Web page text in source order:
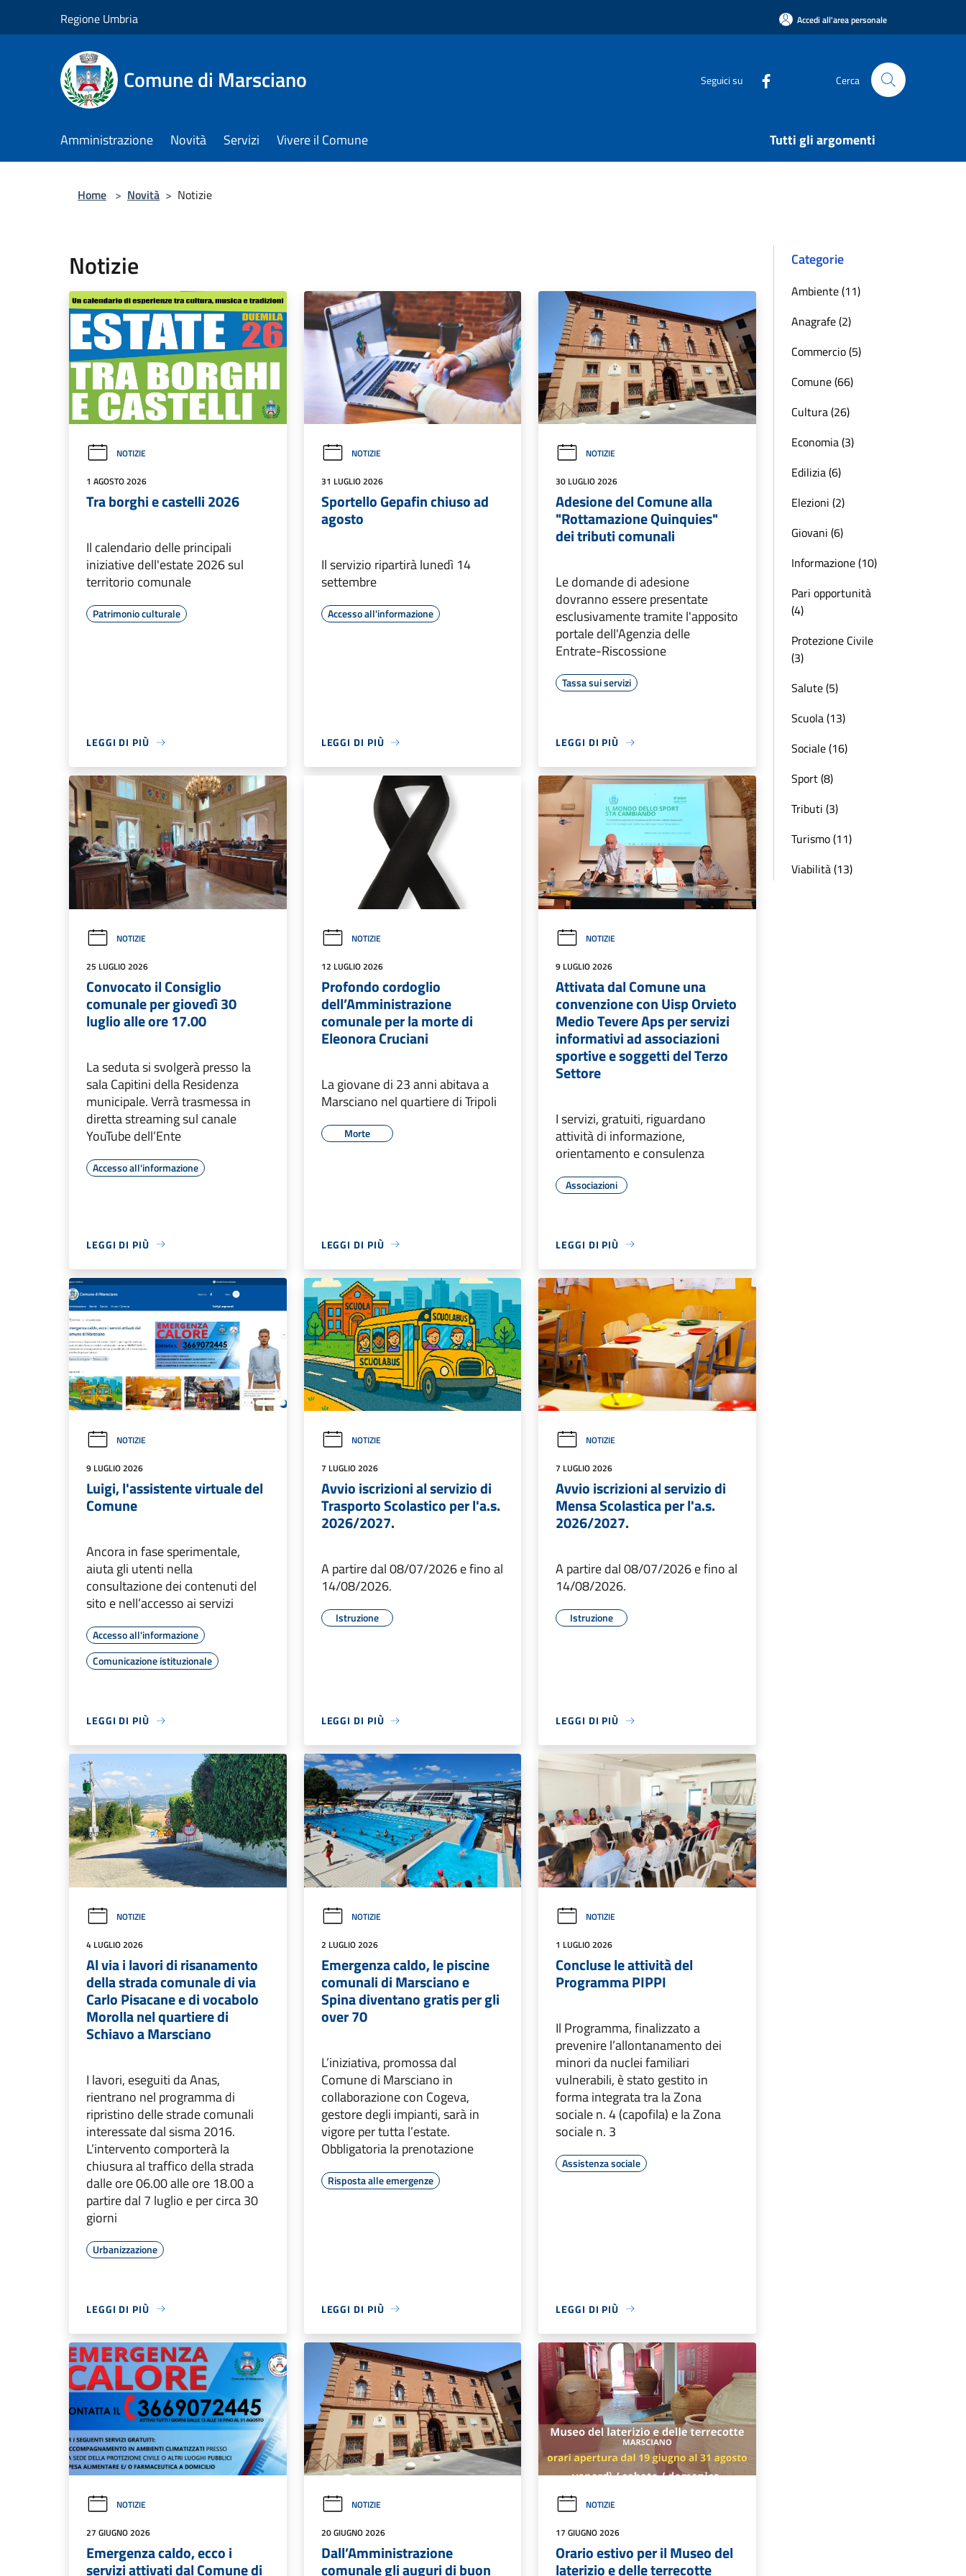
Regione Umbria Accedi all'area personale
Comune di Marsciano Seguici su Cerca
Amministrazione Novità Servizi Vivere il Comune Tutti gli argomenti
Home > Novità > Notizie
Notizie
NOTIZIE
1 AGOSTO 2026
Tra borghi e castelli 2026
Il calendario delle principali
iniziative dell'estate 2026 sul
territorio comunale
Patrimonio culturale
LEGGI DI PIÙ
NOTIZIE
31 LUGLIO 2026
Sportello Gepafin chiuso ad
agosto
Il servizio ripartirà lunedì 14
settembre
Accesso all'informazione
LEGGI DI PIÙ
NOTIZIE
30 LUGLIO 2026
Adesione del Comune alla
"Rottamazione Quinquies"
dei tributi comunali
Le domande di adesione
dovranno essere presentate
esclusivamente tramite l'apposito
portale dell'Agenzia delle
Entrate-Riscossione
Tassa sui servizi
LEGGI DI PIÙ
NOTIZIE
25 LUGLIO 2026
Convocato il Consiglio
comunale per giovedì 30
luglio alle ore 17.00
La seduta si svolgerà presso la
sala Capitini della Residenza
municipale. Verrà trasmessa in
diretta streaming sul canale
YouTube dell’Ente
Accesso all'informazione
LEGGI DI PIÙ
NOTIZIE
12 LUGLIO 2026
Profondo cordoglio
dell’Amministrazione
comunale per la morte di
Eleonora Cruciani
La giovane di 23 anni abitava a
Marsciano nel quartiere di Tripoli
Morte
LEGGI DI PIÙ
NOTIZIE
9 LUGLIO 2026
Attivata dal Comune una
convenzione con Uisp Orvieto
Medio Tevere Aps per servizi
informativi ad associazioni
sportive e soggetti del Terzo
Settore
I servizi, gratuiti, riguardano
attività di informazione,
orientamento e consulenza
Associazioni
LEGGI DI PIÙ
NOTIZIE
9 LUGLIO 2026
Luigi, l'assistente virtuale del
Comune
Ancora in fase sperimentale,
aiuta gli utenti nella
consultazione dei contenuti del
sito e nell’accesso ai servizi
Accesso all'informazione
Comunicazione istituzionale
LEGGI DI PIÙ
NOTIZIE
7 LUGLIO 2026
Avvio iscrizioni al servizio di
Trasporto Scolastico per l'a.s.
2026/2027.
A partire dal 08/07/2026 e fino al
14/08/2026.
Istruzione
LEGGI DI PIÙ
NOTIZIE
7 LUGLIO 2026
Avvio iscrizioni al servizio di
Mensa Scolastica per l'a.s.
2026/2027.
A partire dal 08/07/2026 e fino al
14/08/2026.
Istruzione
LEGGI DI PIÙ
NOTIZIE
4 LUGLIO 2026
Al via i lavori di risanamento
della strada comunale di via
Carlo Pisacane e di vocabolo
Morolla nel quartiere di
Schiavo a Marsciano
I lavori, eseguiti da Anas,
rientrano nel programma di
ripristino delle strade comunali
interessate dal sisma 2016.
L’intervento comporterà la
chiusura al traffico della strada
dalle ore 06.00 alle ore 18.00 a
partire dal 7 luglio e per circa 30
giorni
Urbanizzazione
LEGGI DI PIÙ
NOTIZIE
2 LUGLIO 2026
Emergenza caldo, le piscine
comunali di Marsciano e
Spina diventano gratis per gli
over 70
L’iniziativa, promossa dal
Comune di Marsciano in
collaborazione con Cogeva,
gestore degli impianti, sarà in
vigore per tutta l’estate.
Obbligatoria la prenotazione
Risposta alle emergenze
LEGGI DI PIÙ
NOTIZIE
1 LUGLIO 2026
Concluse le attività del
Programma PIPPI
Il Programma, finalizzato a
prevenire l’allontanamento dei
minori da nuclei familiari
vulnerabili, è stato gestito in
forma integrata tra la Zona
sociale n. 4 (capofila) e la Zona
sociale n. 3
Assistenza sociale
LEGGI DI PIÙ
NOTIZIE
27 GIUGNO 2026
Emergenza caldo, ecco i
servizi attivati dal Comune di
NOTIZIE
20 GIUGNO 2026
Dall’Amministrazione
comunale gli auguri di buon
NOTIZIE
17 GIUGNO 2026
Orario estivo per il Museo del
laterizio e delle terrecotte
Categorie
Ambiente (11)
Anagrafe (2)
Commercio (5)
Comune (66)
Cultura (26)
Economia (3)
Edilizia (6)
Elezioni (2)
Giovani (6)
Informazione (10)
Pari opportunità
(4)
Protezione Civile
(3)
Salute (5)
Scuola (13)
Sociale (16)
Sport (8)
Tributi (3)
Turismo (11)
Viabilità (13)